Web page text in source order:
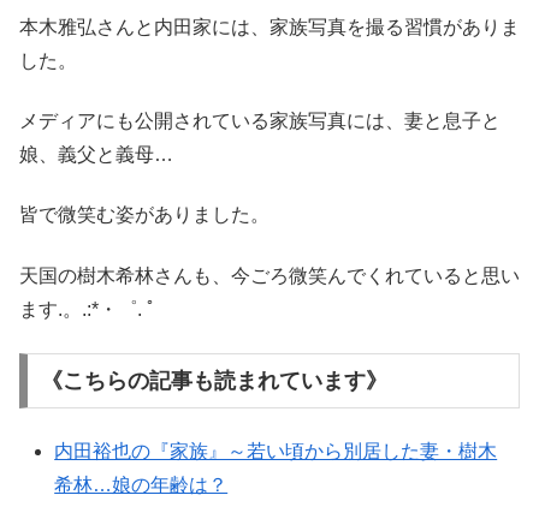
本木雅弘さんと内田家には、家族写真を撮る習慣がありま
した。
メディアにも公開されている家族写真には、妻と息子と
娘、義父と義母…
皆で微笑む姿がありました。
天国の樹木希林さんも、今ごろ微笑んでくれていると思い
ます.。.:*・゜. ﾟ
《こちらの記事も読まれています》
内田裕也の『家族』～若い頃から別居した妻・樹木
希林…娘の年齢は？